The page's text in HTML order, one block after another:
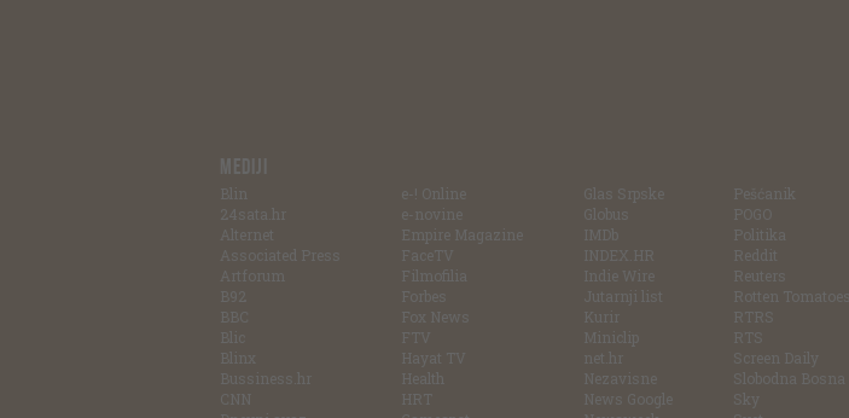
MEDIJI
Blin
24sata.hr
Alternet
Associated Press
Artforum
B92
BBC
Blic
Blinx
Bussiness.hr
CNN
e-! Online
e-novine
Empire Magazine
FaceTV
Filmofilia
Forbes
Fox News
FTV
Hayat TV
Health
HRT
Glas Srpske
Globus
IMDb
INDEX.HR
Indie Wire
Jutarnji list
Kurir
Miniclip
net.hr
Nezavisne
News Google
Pešćanik
POGO
Politika
Reddit
Reuters
Rotten Tomatoes
RTRS
RTS
Screen Daily
Slobodna Bosna
Sky